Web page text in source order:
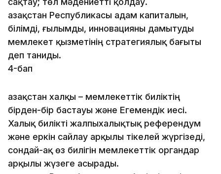
Қазақстан Республикасы адам капиталын,
білімді, ғылымды, инновацияны дамытуды
мемлекет қызметінің стратегиялық бағыты
деп таниды.
4-бап
Қазақстан халқы – мемлекеттік биліктің
бірден-бір бастауы және Егемендік иесі.
Халық билікті жалпыхалықтық референдум
және еркін сайлау арқылы тікелей жүргізеді,
сондай-ақ өз билігін мемлекеттік органдар
арқылы жүзеге асырады.